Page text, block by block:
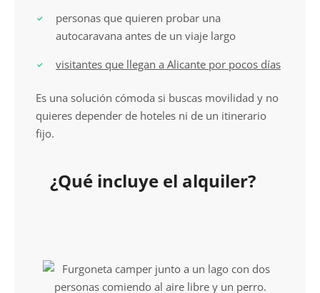
personas que quieren probar una
autocaravana antes de un viaje largo
visitantes que llegan a Alicante por pocos días
Es una solución cómoda si buscas movilidad y no
quieres depender de hoteles ni de un itinerario
fijo.
¿Qué incluye el alquiler?